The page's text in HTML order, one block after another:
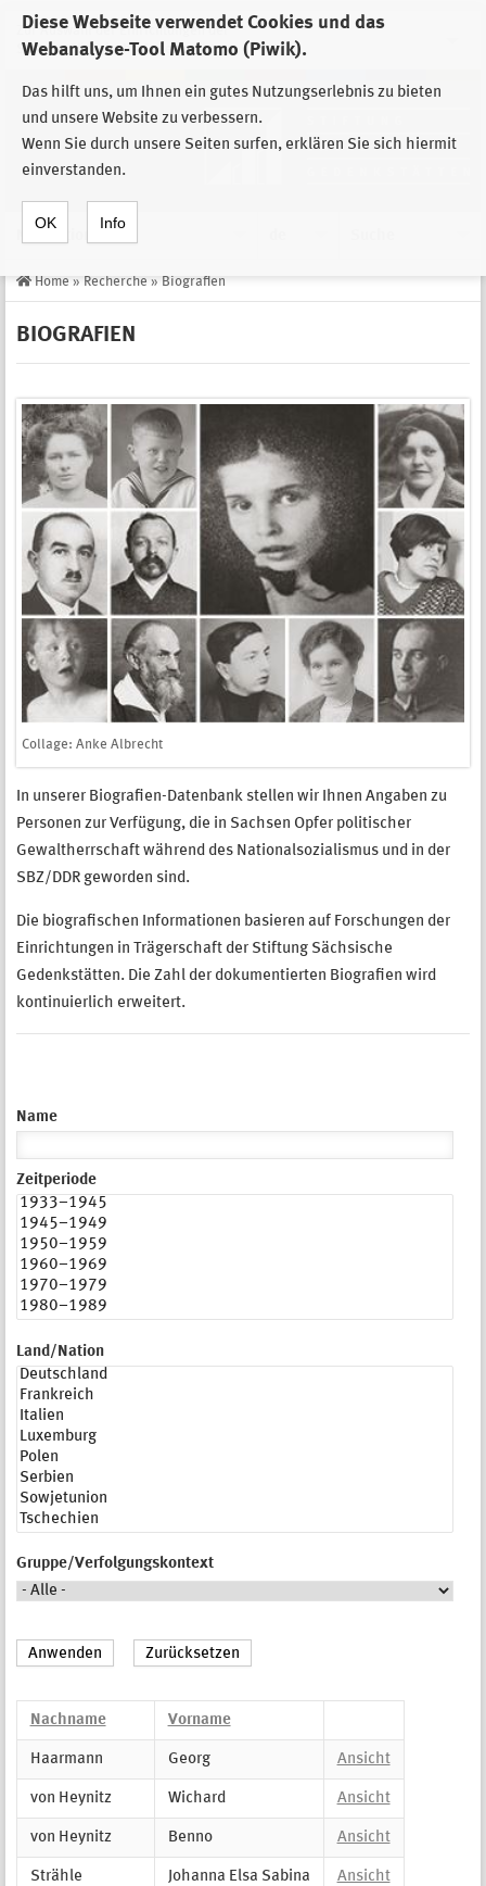
Diese Webseite verwendet Cookies und das
Webanalyse-Tool Matomo (Piwik).
Das hilft uns, um Ihnen ein gutes Nutzungserlebnis zu bieten
und unsere Website zu verbessern.
Wenn Sie durch unsere Seiten surfen, erklären Sie sich hiermit
einverstanden.
OK Info
Zur Auswahl der Einrichtungen der
Stiftung Sächsische Gedenkstätten
Home » Recherche » Biografien
BIOGRAFIEN
Collage: Anke Albrecht
In unserer Biografien-Datenbank stellen wir Ihnen Angaben zu
Personen zur Verfügung, die in Sachsen Opfer politischer
Gewaltherrschaft während des Nationalsozialismus und in der
SBZ/DDR geworden sind.
Die biografischen Informationen basieren auf Forschungen der
Einrichtungen in Trägerschaft der Stiftung Sächsische
Gedenkstätten. Die Zahl der dokumentierten Biografien wird
kontinuierlich erweitert.
Name
Zeitperiode
Land/Nation
Gruppe/Verfolgungskontext
Nachname Vorname
Haarmann Georg Ansicht
von Heynitz Wichard Ansicht
von Heynitz Benno Ansicht
Strähle Johanna Elsa Sabina Ansicht